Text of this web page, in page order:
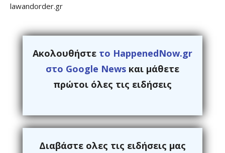
lawandorder.gr
Ακολουθήστε το HappenedNow.gr
στο Google News και μάθετε
πρώτοι όλες τις ειδήσεις
Διαβάστε ολες τις ειδήσεις μας